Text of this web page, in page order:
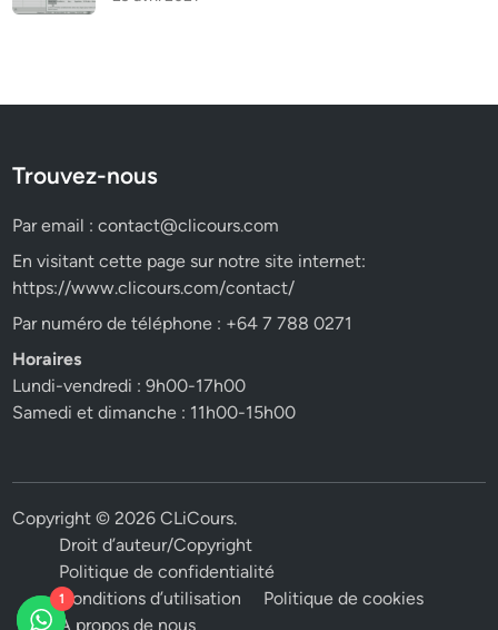
Trouvez-nous
Par email :contact@clicours.com
En visitant cette page sur notre site internet:
https://www.clicours.com/contact/
Par numéro de téléphone : +64 7 788 0271
Horaires
Lundi-vendredi : 9h00-17h00
Samedi et dimanche : 11h00-15h00
Copyright © 2026CLiCours.
Droit d’auteur/Copyright
Politique de confidentialité
Conditions d’utilisation
Politique de cookies
A propos de nous
1